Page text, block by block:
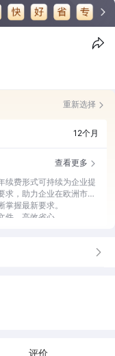
重新选择
12个月
查看更多
续费形式可持续为企业提
求，助力企业在欧洲市场
握最新要求。
，高效省心。
，保障业务正常。
评价